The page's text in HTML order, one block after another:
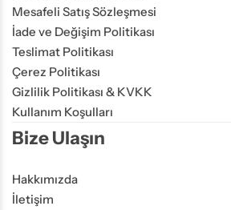
Mesafeli Satış Sözleşmesi
İade ve Değişim Politikası
Teslimat Politikası
Çerez Politikası
Gizlilik Politikası & KVKK
Kullanım Koşulları
Bize Ulaşın
Hakkımızda
İletişim